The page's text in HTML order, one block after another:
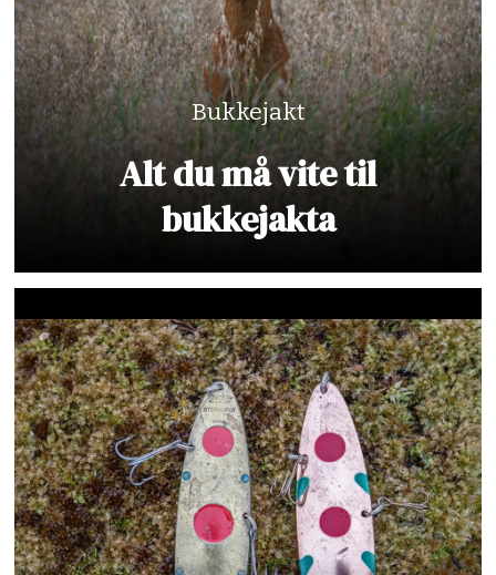
Bukkejakt
Alt du må vite til
bukkejakta